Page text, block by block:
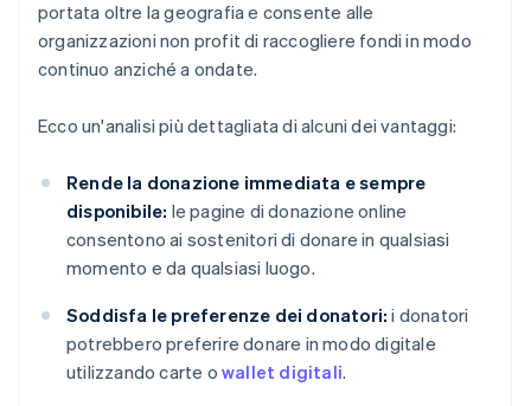
portata oltre la geografia e consente alle
organizzazioni non profit di raccogliere fondi in modo
continuo anziché a ondate.
Ecco un'analisi più dettagliata di alcuni dei vantaggi:
Rende la donazione immediata e sempre
disponibile: le pagine di donazione online
consentono ai sostenitori di donare in qualsiasi
momento e da qualsiasi luogo.
Soddisfa le preferenze dei donatori: i donatori
potrebbero preferire donare in modo digitale
utilizzando carte o wallet digitali.